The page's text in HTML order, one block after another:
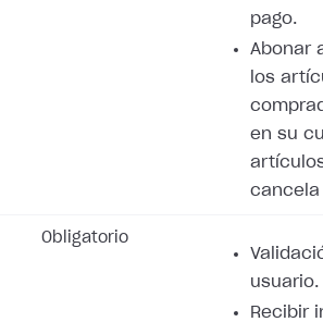
pago.
Abonar
los
en su
cancela
Obligatorio
usuario.
Recibir